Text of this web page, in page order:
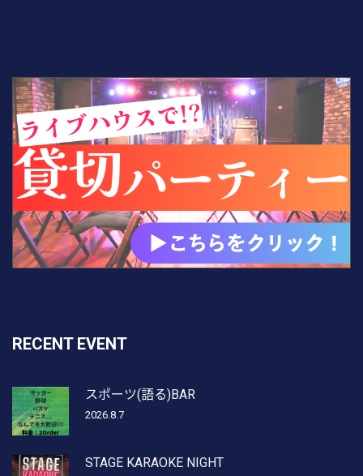
RECENT EVENT
スポーツ(語る)BAR
2026.8.7
STAGE KARAOKE NIGHT